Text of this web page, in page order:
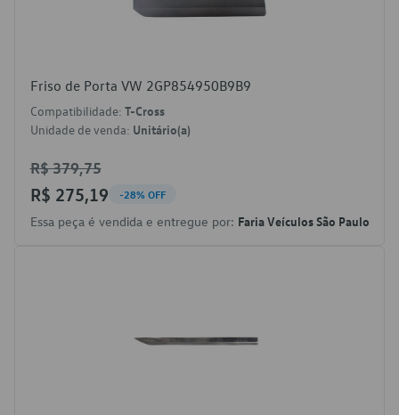
Friso de Porta VW 2GP854950B9B9
Compatibilidade: T-Cross
Unidade de venda: Unitário(a)
R$ 379,75
R$ 275,19 -28% OFF
Essa peça é vendida e entregue por: Faria Veículos São Paulo